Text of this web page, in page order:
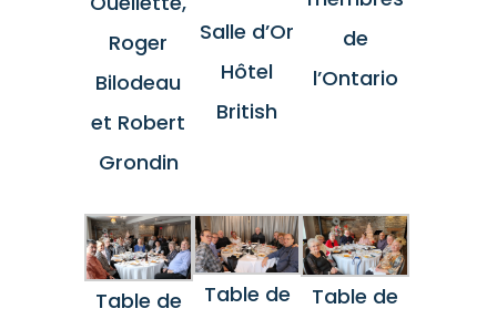
Roger
Bilodeau
et Robert
Grondin
Salle d’Or
Hôtel
British
de
l’Ontario
Table de
Table de
Table de